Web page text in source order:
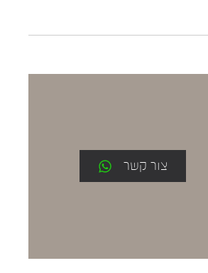
צור קשר